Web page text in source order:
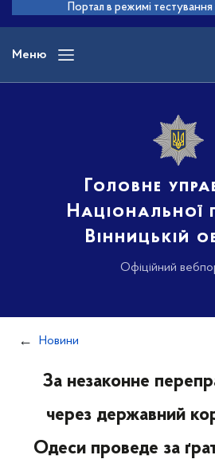
основного
вмісту
Портал в режимі
Меню
Головне
Національної
Вінницькій
Офіційний
Новини
За незаконне
через державний
Одеси проведе за